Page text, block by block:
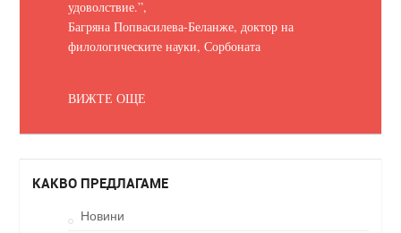
удоволствие.”,
Багряна Попвасилева-Беланже, доктор на
филологическите науки, Сорбоната
ВИЖТЕ ОЩЕ
КАКВО ПРЕДЛАГАМЕ
Новини